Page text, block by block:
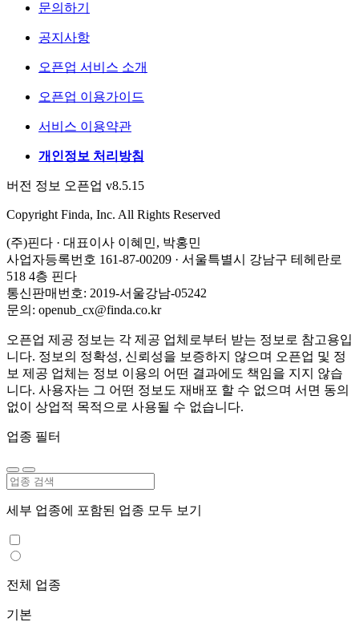
문의하기
공지사항
오픈업 서비스 소개
오픈업 이용가이드
서비스 이용약관
개인정보 처리방침
버전 정보 오픈업 v8.5.15
Copyright Finda, Inc. All Rights Reserved
(주)핀다 · 대표이사 이혜민, 박홍민
사업자등록번호 161-87-00209 · 서울특별시 강남구 테헤란로
518 4층 핀다
통신판매번호: 2019-서울강남-05242
문의: openub_cx@finda.co.kr
오픈업 제공 정보는 각 제공 업체로부터 받는 정보로 참고용입
니다. 정보의 정확성, 신뢰성을 보증하지 않으며 오픈업 및 정
보 제공 업체는 정보 이용의 어떤 결과에도 책임을 지지 않습
니다. 사용자는 그 어떤 정보도 재배포 할 수 없으며 서면 동의
없이 상업적 목적으로 사용될 수 없습니다.
업종 필터
세부 업종에 포함된 업종 모두 보기
전체 업종
기본